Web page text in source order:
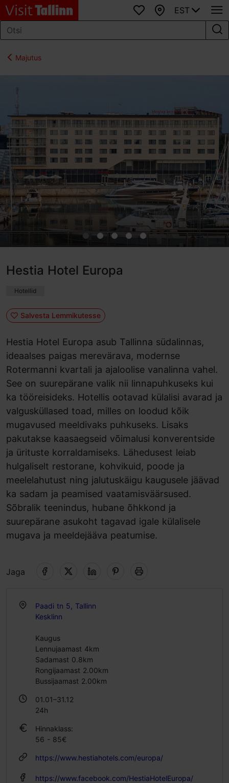
Lemmikud
Kaart
EST
Majutus
Hestia Hotel Europa
Hotellid
Salvesta Lemmikutesse
Hestia Hotel Europa asub Tallinna südalinnas,
ideaalses paigas merevärava, modernse
Rotermanni kvartali ja ajaloolise vanalinna vahel.
See on suurepärane valik nii linnapuhkuseks kui
ka tööreisideks. Hotellis ootavad külalisi avarad ja
valgusküllased toad, milles on loodud kõik
mugavused meeldivaks puhkuseks. Lisaks
pakutakse kaasaegseid võimalusi konverentside
ja ürituste korraldamiseks. Lähedusest leiab
hulgaliselt restorane, kohvikuid, poode ja
meelelahutust ning jalutuskäigu kaugusele jäävad
ka sadam ja peamised vaatamisväärsused.
Sõbralik teenindus, hubane õhkkond ja
suurepärane asukoht tagavad igale külalisele
mugava ja meeldejääva peatumise.
Jaga
Paadi tn 5, Tallinn
Kesklinn
Kaugus
Lennujaamast 4km
Sadamast 0.8km
Rongijaamast 2.00km
Bussijaamast 2.00km
01.01–31.12
24h
Hinnaklass:
56 - 85€
https://www.hestiahotels.com/europa/
https://www.facebook.com/HestiaHotelEuropa/